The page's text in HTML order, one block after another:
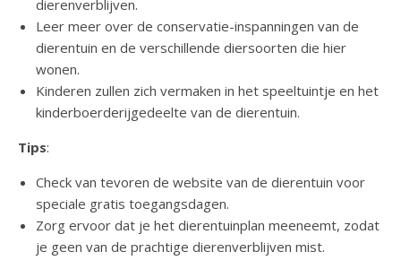
dierenverblijven.
Leer meer over de conservatie-inspanningen van de
dierentuin en de verschillende diersoorten die hier
wonen.
Kinderen zullen zich vermaken in het speeltuintje en het
kinderboerderijgedeelte van de dierentuin.
Tips:
Check van tevoren de website van de dierentuin voor
speciale gratis toegangsdagen.
Zorg ervoor dat je het dierentuinplan meeneemt, zodat
je geen van de prachtige dierenverblijven mist.